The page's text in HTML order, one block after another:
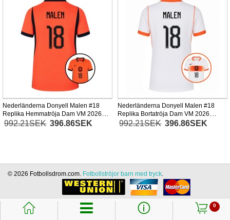
Nederländerna Donyell Malen #18
Replika Hemmatröja Dam VM 2026
Kortärmad
992.21SEK 396.86SEK
Nederländerna Donyell Malen #18
Replika Bortatröja Dam VM 2026
Kortärmad
992.21SEK 396.86SEK
󰃱 󰈢 0
󰃦
© 2026 Fotbollsdrom.com. Fotbollströjor barn med tryck.